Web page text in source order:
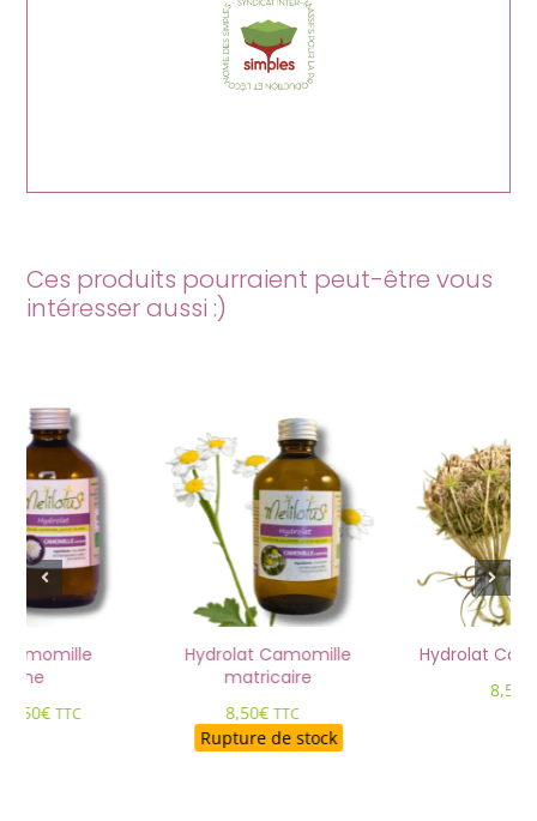
Ces produits pourraient peut-être vous
intéresser aussi :)
8,50€Plage
TTC
Hydrolat Camomille
matricaire
8,50€ TTC
Rupture de stock
Hydrolat
8,50